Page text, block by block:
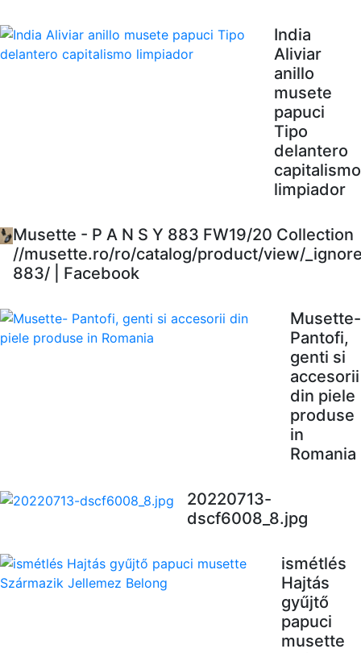
India
Aliviar
anillo
musete
papuci
Tipo
delantero
capitalismo
limpiador
Musette - P A N S Y 883 FW19/20 Collection
//musette.ro/ro/catalog/product/view/
883/ | Facebook
Musette-
Pantofi,
genti si
accesorii
din piele
produse
in
Romania
20220713-
dscf6008_8.jpg
ismétlés
Hajtás
gyűjtő
papuci
musette